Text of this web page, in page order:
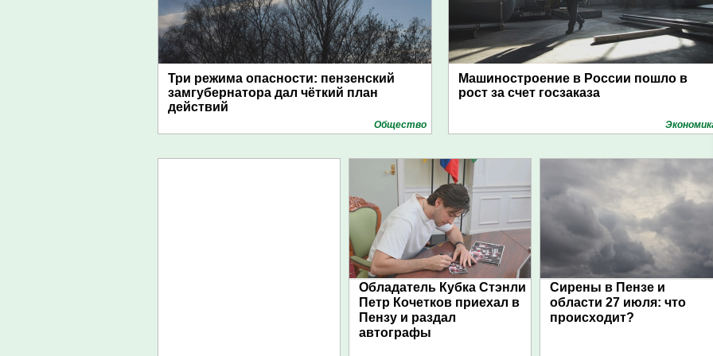
Три режима опасности: пензенский
замгубернатора дал чёткий план
действий
Общество
Машиностроение в России пошло в
рост за счет госзаказа
Обладатель Кубка Стэнли
Петр Кочетков приехал в
Пензу и раздал
автографы
Сирены в Пензе и
области 27 июля: что
происходит?